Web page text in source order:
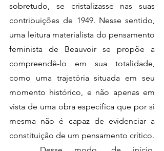
sobretudo, se cristalizasse nas suas
contribuições de 1949. Nesse sentido,
uma leitura materialista do pensamento
feminista de Beauvoir se propõe a
compreendê-lo em sua totalidade,
como uma trajetória situada em seu
momento histórico, e não apenas em
vista de uma obra específica que por si
mesma não é capaz de evidenciar a